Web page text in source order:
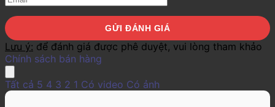
Lưu ý: để đánh giá được phê duyệt, vui lòng tham khảo
Chính sách bán hàng
Tất cả 5 4 3 2 1 Có video Có ảnh